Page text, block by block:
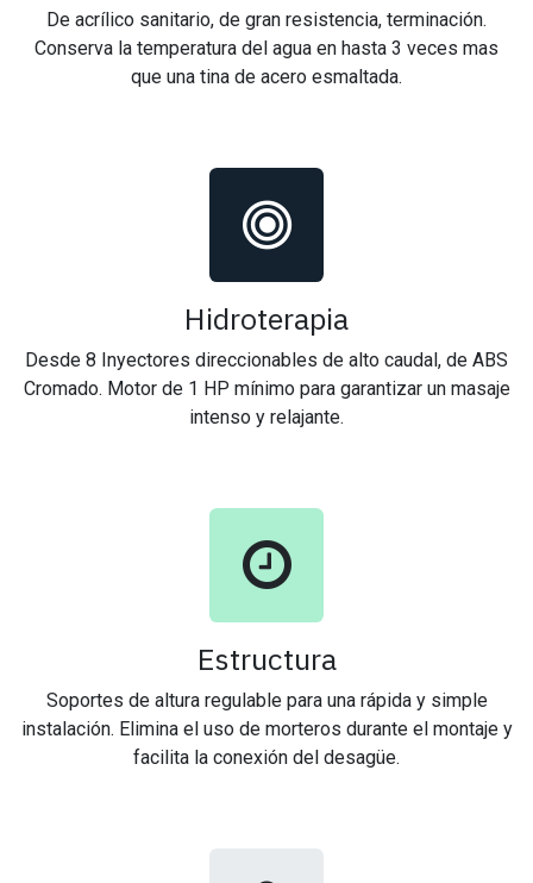
De acrílico sanitario, de gran resistencia, terminación.
Conserva la temperatura del agua en hasta 3 veces mas
que una tina de acero esmaltada.
Hidroterapia
Desde 8 Inyectores direccionables de alto caudal, de ABS
Cromado. Motor de 1 HP mínimo para garantizar un masaje
intenso y relajante.
Estructura
Soportes de altura regulable para una rápida y simple
instalación. Elimina el uso de morteros durante el montaje y
facilita la conexión del desagüe.